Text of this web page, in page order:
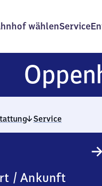
wählenService
Service
/ Ankunft